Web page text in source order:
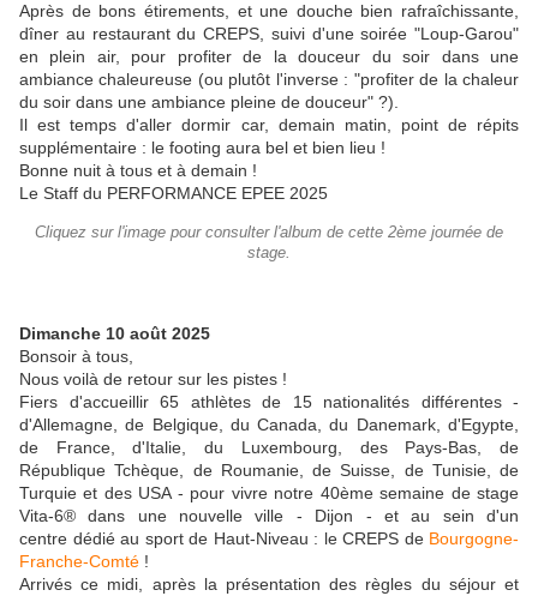
Après de bons étirements, et une douche bien rafraîchissante,
dîner au restaurant du CREPS, suivi d'une soirée "Loup-Garou"
en plein air, pour profiter de la douceur du soir dans une
ambiance chaleureuse (ou plutôt l'inverse : "profiter de la chaleur
du soir dans une ambiance pleine de douceur" ?).
Il est temps d'aller dormir car, demain matin, point de répits
supplémentaire : le footing aura bel et bien lieu !
Bonne nuit à tous et à demain !
Le Staff du PERFORMANCE EPEE 2025
Cliquez sur l'image pour consulter l'album de cette 2ème journée de
stage.
Dimanche 10 août 2025
Bonsoir à tous,
Nous voilà de retour sur les pistes !
Fiers d'accueillir 65 athlètes de 15 nationalités différentes -
d'Allemagne, de Belgique, du Canada, du Danemark, d'Egypte,
de France, d'Italie, du Luxembourg, des Pays-Bas, de
République Tchèque, de Roumanie, de Suisse, de Tunisie, de
Turquie et des USA - pour vivre notre 40ème semaine de stage
Vita-6® dans une nouvelle ville - Dijon - et au sein d'un
centre dédié au sport de Haut-Niveau : le CREPS de Bourgogne-
Franche-Comté !
Arrivés ce midi, après la présentation des règles du séjour et